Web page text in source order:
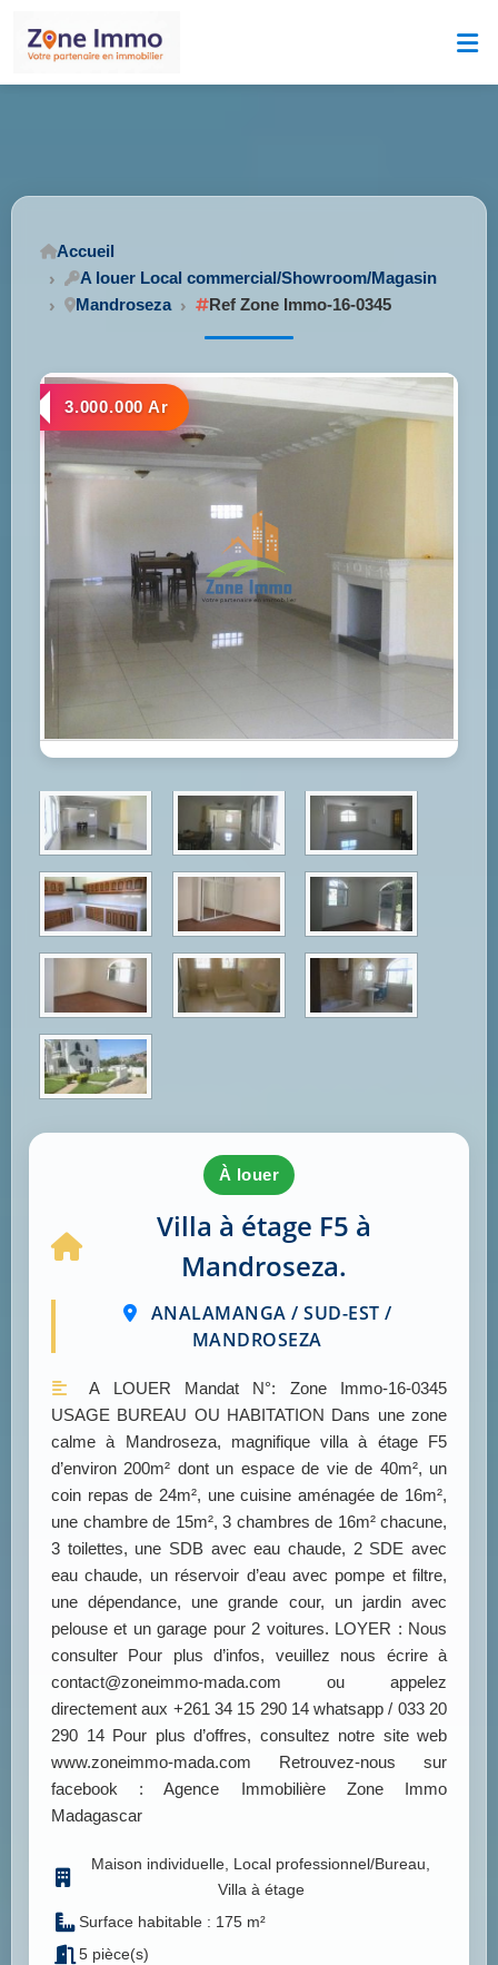
Accueil
A louer Local commercial/Showroom/Magasin
Mandroseza
Ref Zone Immo-16-0345
3.000.000 Ar
à louer
Villa à étage F5 à
Mandroseza.
ANALAMANGA / SUD-EST /
MANDROSEZA
A LOUER Mandat N°: Zone Immo-16-0345
USAGE BUREAU OU HABITATION Dans une zone
calme à Mandroseza, magnifique villa à étage F5
d’environ 200m² dont un espace de vie de 40m², un
coin repas de 24m², une cuisine aménagée de 16m²,
une chambre de 15m², 3 chambres de 16m² chacune,
3 toilettes, une SDB avec eau chaude, 2 SDE avec
eau chaude, un réservoir d’eau avec pompe et filtre,
une dépendance, une grande cour, un jardin avec
pelouse et un garage pour 2 voitures. LOYER : Nous
consulter Pour plus d’infos, veuillez nous écrire à
contact@zoneimmo-mada.com ou appelez
directement aux +261 34 15 290 14 whatsapp / 033 20
290 14 Pour plus d’offres, consultez notre site web
www.zoneimmo-mada.com Retrouvez-nous sur
facebook : Agence Immobilière Zone Immo
Madagascar
Maison individuelle, Local professionnel/Bureau,
Villa à étage
Surface habitable : 175 m²
5 pièce(s)